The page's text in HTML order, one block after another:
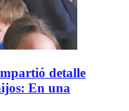
detalle
En una